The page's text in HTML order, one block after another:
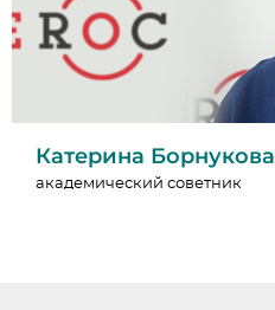
Катерина Борнукова
академический советник